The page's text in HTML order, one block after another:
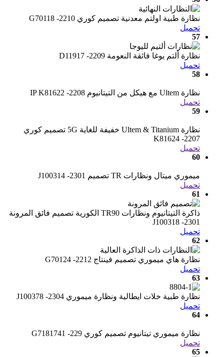
نظارة طبية اولتم معدنية تصميم كوري G70118 -2210
تحميل
57
نظارة ألتم يوغا فائقة النعومة D11917 -2209
تحميل
58
نظارة Ultem مع هيكل من التيتانيوم IP K81622 -2208
تحميل
59
نظارة Ultem & Titanium خفيفة للغاية 5G تصميم كوري
K81624 -2207
تحميل
60
ميموري ميتال ونظارات TR تصميم J100314 -2301
تحميل
61
ذاكرة التيتانيوم ونظارات TR90 الكورية تصميم فائق المرونة
J100318 -2301
تحميل
62
نظارة هاي ميموري تصميم فينتاج G70124 -2212
تحميل
63
نظارة طبية خلات ايطالية ونظارة ميموري J100378 -2304
تحميل
64
نظارة ميموري تيتانيوم تصميم كوري G7181741 -229
تحميل
65